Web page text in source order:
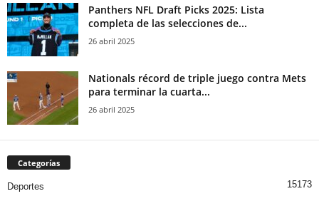
Panthers NFL Draft Picks 2025: Lista
completa de las selecciones de...
26 abril 2025
Nationals récord de triple juego contra Mets
para terminar la cuarta...
26 abril 2025
Categorías
Deportes
15173